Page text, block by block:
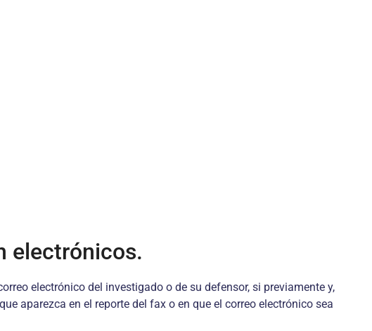
electrónicos.
electrónico del investigado o de su defensor, si previamente y,
aparezca en el reporte del fax o en que el correo electrónico sea